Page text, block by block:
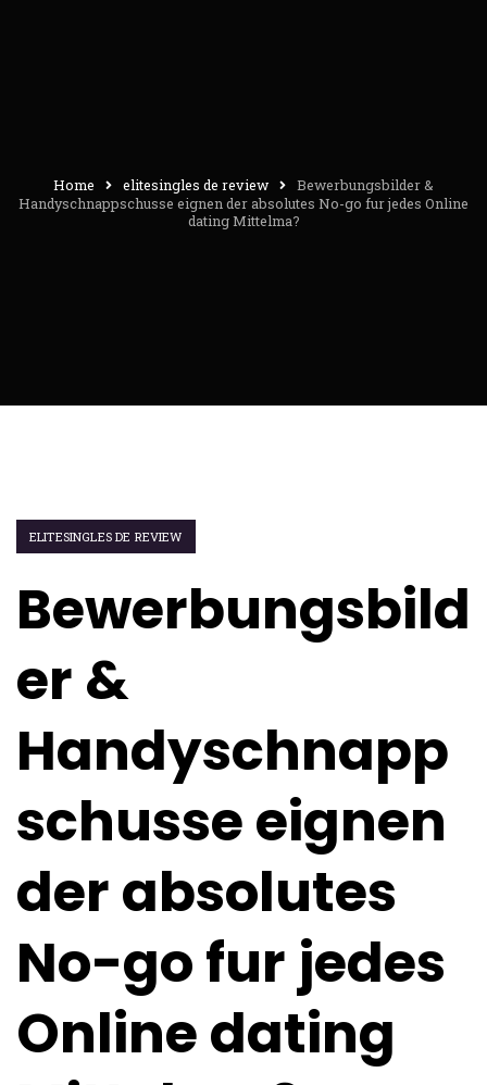
Home elitesingles de review
Bewerbungsbilder &
Handyschnappschusse eignen der absolutes No-go fur jedes Online
dating Mittelma?
ELITESINGLES DE REVIEW
Bewerbungsbild
er &
Handyschnapp
schusse eignen
der absolutes
No-go fur jedes
Online dating